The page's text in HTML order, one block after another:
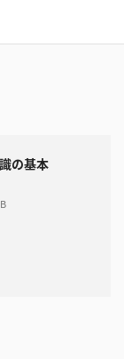
の基本